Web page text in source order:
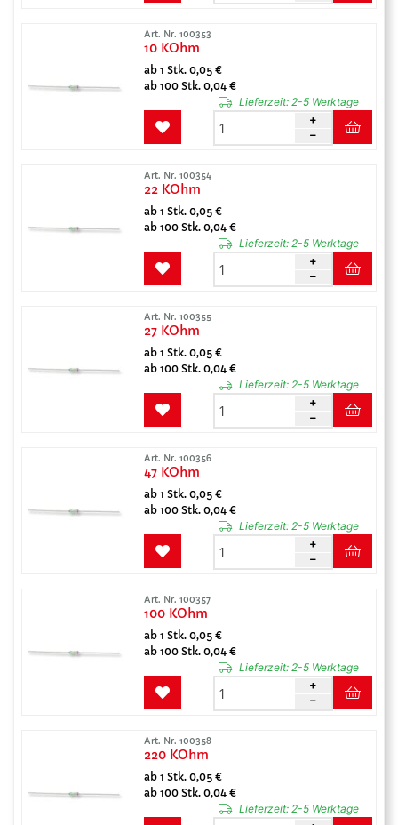
Art. Nr. 100353
10 KOhm
ab 1 Stk. 0,05 €
ab 100 Stk. 0,04 €
Lieferzeit:2-5 Werktage
Art. Nr. 100354
22 KOhm
ab 1 Stk. 0,05 €
ab 100 Stk. 0,04 €
Lieferzeit:2-5 Werktage
Art. Nr. 100355
27 KOhm
ab 1 Stk. 0,05 €
ab 100 Stk. 0,04 €
Lieferzeit:2-5 Werktage
Art. Nr. 100356
47 KOhm
ab 1 Stk. 0,05 €
ab 100 Stk. 0,04 €
Lieferzeit:2-5 Werktage
Art. Nr. 100357
100 KOhm
ab 1 Stk. 0,05 €
ab 100 Stk. 0,04 €
Lieferzeit:2-5 Werktage
Art. Nr. 100358
220 KOhm
ab 1 Stk. 0,05 €
ab 100 Stk. 0,04 €
Lieferzeit:2-5 Werktage